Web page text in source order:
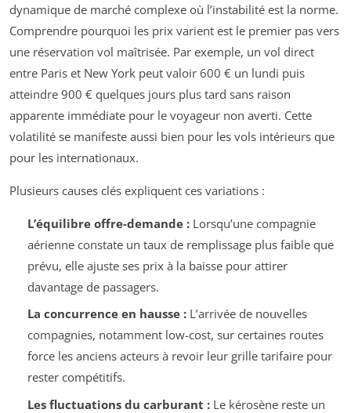
dynamique de marché complexe où l’instabilité est la norme.
Comprendre pourquoi les prix varient est le premier pas vers
une réservation vol maîtrisée. Par exemple, un vol direct
entre Paris et New York peut valoir 600 € un lundi puis
atteindre 900 € quelques jours plus tard sans raison
apparente immédiate pour le voyageur non averti. Cette
volatilité se manifeste aussi bien pour les vols intérieurs que
pour les internationaux.
Plusieurs causes clés expliquent ces variations :
L’équilibre offre-demande :Lorsqu’une compagnie
aérienne constate un taux de remplissage plus faible que
prévu, elle ajuste ses prix à la baisse pour attirer
davantage de passagers.
La concurrence en hausse :L’arrivée de nouvelles
compagnies, notamment low-cost, sur certaines routes
force les anciens acteurs à revoir leur grille tarifaire pour
rester compétitifs.
Les fluctuations du carburant :Le kérosène reste un